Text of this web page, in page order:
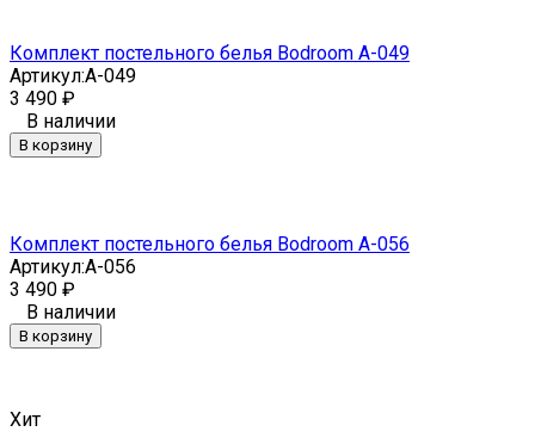
Комплект постельного белья Bodroom A-049
Артикул:A-049
3 490 ₽
В наличии
В корзину
Комплект постельного белья Bodroom A-056
Артикул:A-056
3 490 ₽
В наличии
В корзину
Хит